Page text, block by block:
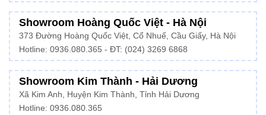
Showroom Hoàng Quốc Việt - Hà Nội
373 Đường Hoàng Quốc Việt, Cổ Nhuế, Cầu Giấy, Hà Nội
Hotline: 0936.080.365 - ĐT: (024) 3269 6868
Showroom Kim Thành - Hải Dương
Xã Kim Anh, Huyện Kim Thành, Tỉnh Hải Dương
Hotline: 0936.080.365